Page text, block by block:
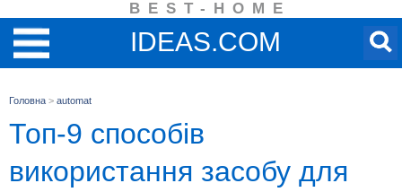
BEST-HOME
IDEAS.COM
Головна > automat
Топ-9 способів
використання засобу для